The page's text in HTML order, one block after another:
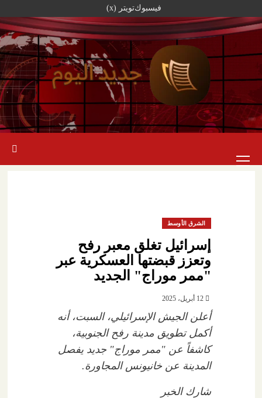
إلى
المحتوى
فيسبوكتويتر (x)
الرئيسية
الشرق الأوسط
إسرائيل تغلق معبر رفح
وتعزز قبضتها العسكرية عبر
"ممر موراج" الجديد
12 أبريل، 2025
أعلن الجيش الإسرائيلي، السبت، أنه
أكمل تطويق مدينة رفح الجنوبية،
كاشفاً عن "ممر موراج" جديد يفصل
المدينة عن خانيونس المجاورة.
شارك الخبر